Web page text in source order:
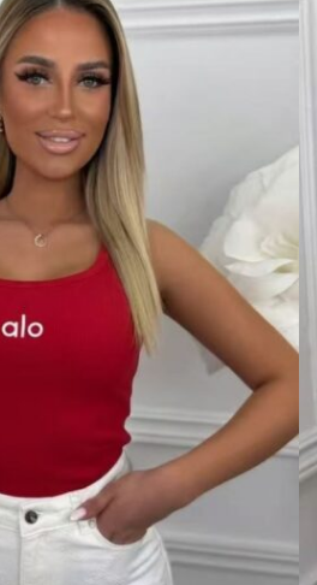
MODA CHICA
BEAUTY
PERFUMES
BISUTERIA
BOLSOS Y MONEDEROS
COMPLEMENTOS
TECNOLOGIA